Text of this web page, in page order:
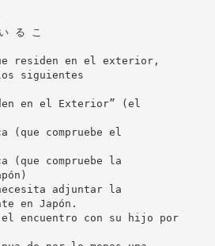
い る こ
residen en el exterior,
siguientes
en el Exterior” (el
(que compruebe el
(que compruebe la
adjuntar la
en Japón.
el encuentro con su hijo por